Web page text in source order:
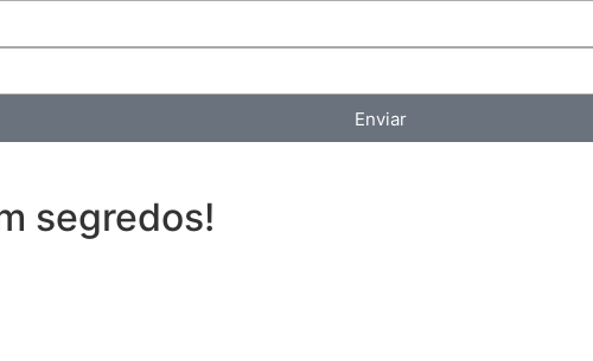
Enviar
segredos!